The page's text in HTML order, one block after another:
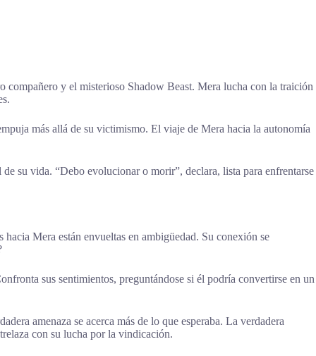
compañero y el misterioso Shadow Beast. Mera lucha con la traición
más allá de su victimismo. El viaje de Mera hacia la autonomía
su vida. “Debo evolucionar o morir”, declara, lista para enfrentarse
Mera están envueltas en ambigüedad. Su conexión se
sus sentimientos, preguntándose si él podría convertirse en un
amenaza se acerca más de lo que esperaba. La verdadera
con su lucha por la vindicación.